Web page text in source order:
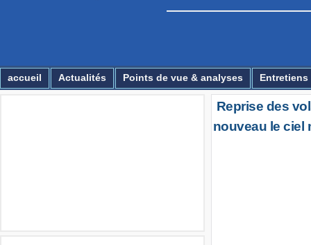
accueil Actualités Points de vue & analyses Entretiens
Reprise des
nouveau le ciel